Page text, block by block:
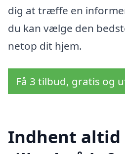
dig at træffe en
du kan vælge den
netop dit hjem.
Få 3 tilbud, gratis og
Indhent altid